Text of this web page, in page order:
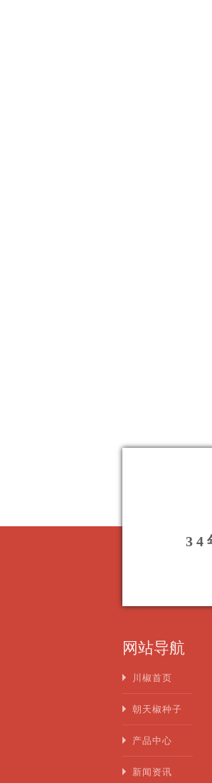
34
网站导航
川椒首页
朝天椒种子
产品中心
新闻资讯